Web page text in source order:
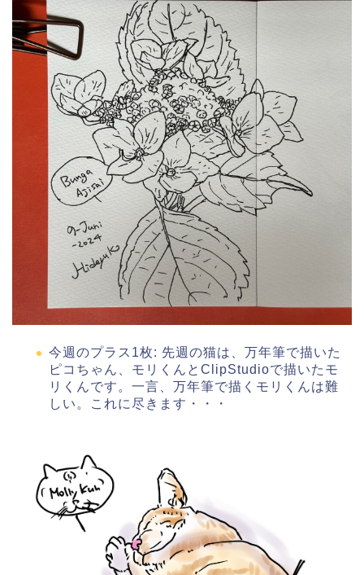
今週のプラス1枚: 先週の猫は、万年筆で描いた
ピコちゃん、モリくんとClipStudioで描いたモ
リくんです。一言、万年筆で描くモリくんは難
しい。これに尽きます・・・